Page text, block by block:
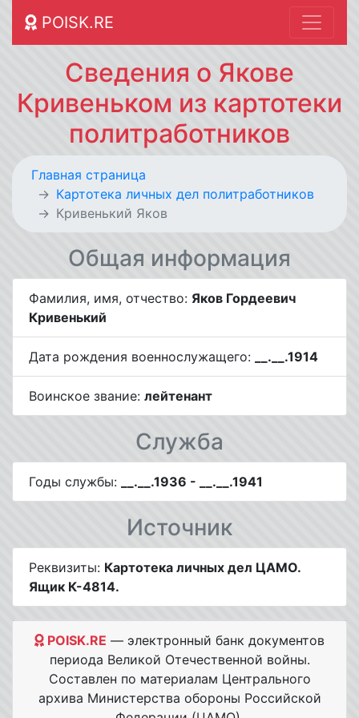
POISK.RE
Сведения о Якове
Кривеньком из картотеки
политработников
Главная страница
Картотека личных дел политработников
Кривенький Яков
Общая информация
Фамилия, имя, отчество: Яков Гордеевич
Кривенький
Дата рождения военнослужащего: __.__.1914
Воинское звание: лейтенант
Служба
Годы службы: __.__.1936 - __.__.1941
Источник
Реквизиты: Картотека личных дел ЦАМО.
Ящик К-4814.
POISK.RE — электронный банк документов
периода Великой Отечественной войны.
Составлен по материалам Центрального
архива Министерства обороны Российской